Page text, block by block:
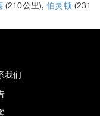
(210公里),伯灵顿 (231
我们